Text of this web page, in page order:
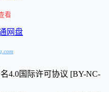
看
网盘
4.0国际许可协议 [BY-NC-